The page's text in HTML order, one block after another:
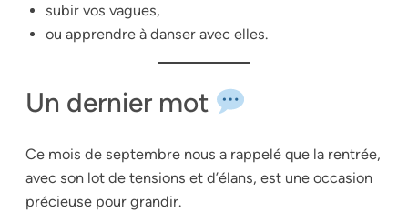
subir vos vagues,
ou apprendre à danser avec elles.
Un dernier mot
Ce mois de septembre nous a rappelé que la rentrée,
avec son lot de tensions et d’élans, est une occasion
précieuse pour grandir.